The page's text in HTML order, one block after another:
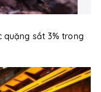
quặng sắt 3% trong